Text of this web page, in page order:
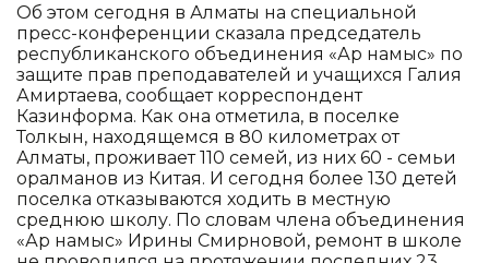
Об этом сегодня в Алматы на специальной
пресс-конференции сказала председатель
республиканского объединения «Ар намыс» по
защите прав преподавателей и учащихся Галия
Амиртаева, сообщает корреспондент
Казинформа. Как она отметила, в поселке
Толкын, находящемся в 80 километрах от
Алматы, проживает 110 семей, из них 60 - семьи
оралманов из Китая. И сегодня более 130 детей
поселка отказываются ходить в местную
среднюю школу. По словам члена объединения
«Ар намыс» Ирины Смирновой, ремонт в школе